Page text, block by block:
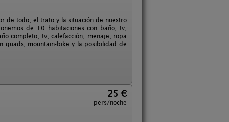
de todo, el trato y la situación de nuestro
de 10 habitaciones con baño, tv,
completo, tv, calefacción, menaje, ropa
quads, mountain-bike y la posibilidad de
25 €
pers/noche